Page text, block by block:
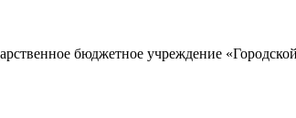
бюджетное учреждение